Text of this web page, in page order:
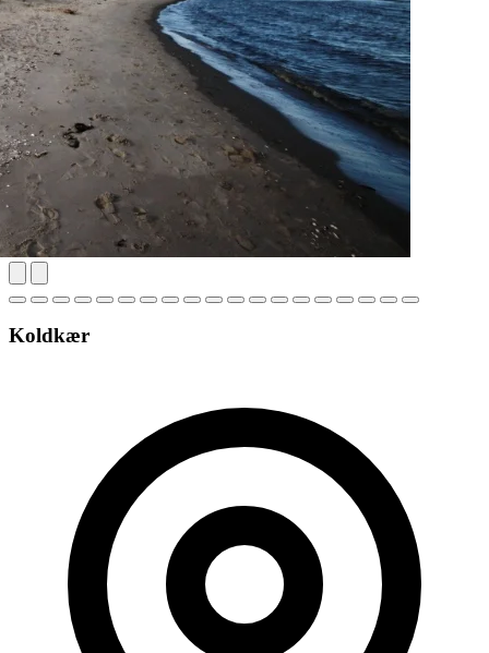
Koldkær